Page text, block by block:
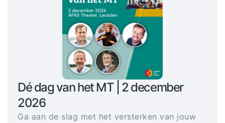
Dé dag van het MT | 2 december
2026
Ga aan de slag met het versterken van jouw